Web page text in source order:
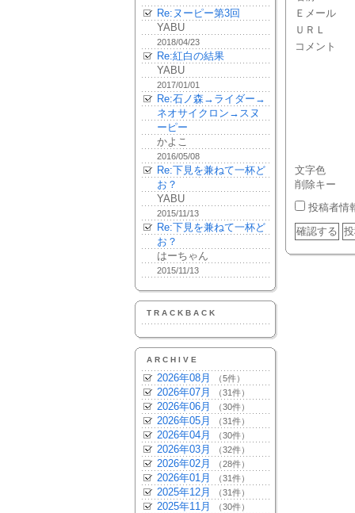
Re:ヌーピー第3回
YABU
2018/04/23
Re:紅白の結果
YABU
2017/01/01
Re:石ノ森→ライダー→
ネオサイクロン→スヌ
ーピー
かよこ
2016/05/08
Re:下見を兼ねて一杯ど
お？
YABU
2015/11/13
Re:下見を兼ねて一杯ど
お？
はーちゃん
2015/11/13
TRACKBACK
ARCHIVE
2026年08月 （5件）
2026年07月 （31件）
2026年06月 （30件）
2026年05月 （31件）
2026年04月 （30件）
2026年03月 （32件）
2026年02月 （28件）
2026年01月 （31件）
2025年12月 （31件）
2025年11月 （30件）
Ｅメール
ＵＲＬ
コメント
文字色
削除キー
投稿者情